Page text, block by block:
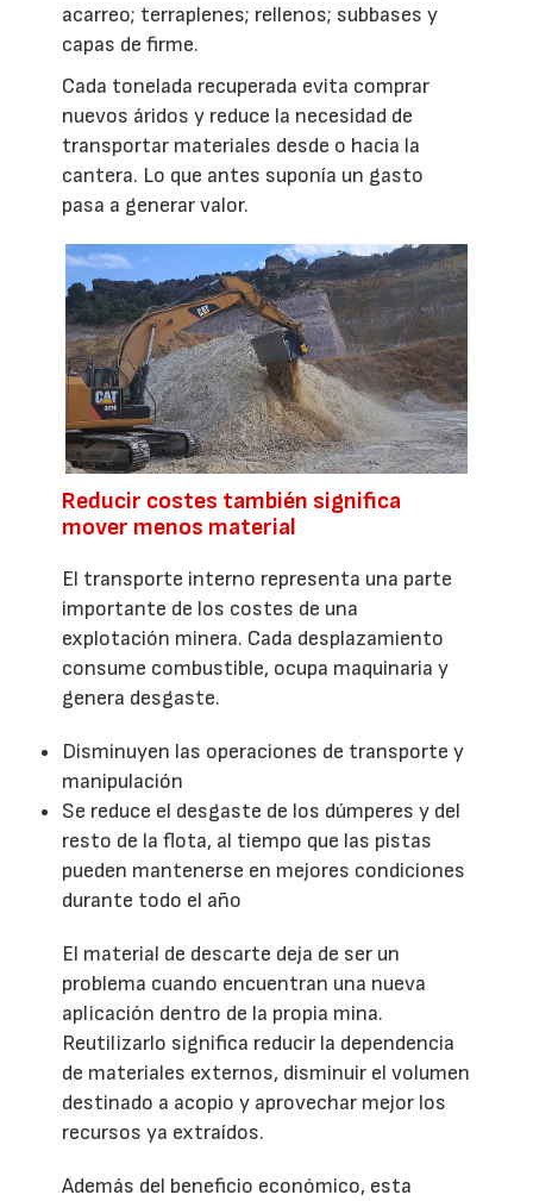
acarreo; terraplenes; rellenos; subbases y
capas de firme.
Cada tonelada recuperada evita comprar
nuevos áridos y reduce la necesidad de
transportar materiales desde o hacia la
cantera. Lo que antes suponía un gasto
pasa a generar valor.
Reducir costes también significa
mover menos material
El transporte interno representa una parte
importante de los costes de una
explotación minera. Cada desplazamiento
consume combustible, ocupa maquinaria y
genera desgaste.
Disminuyen las operaciones de transporte y
manipulación
Se reduce el desgaste de los dúmperes y del
resto de la flota, al tiempo que las pistas
pueden mantenerse en mejores condiciones
durante todo el año
El material de descarte deja de ser un
problema cuando encuentran una nueva
aplicación dentro de la propia mina.
Reutilizarlo significa reducir la dependencia
de materiales externos, disminuir el volumen
destinado a acopio y aprovechar mejor los
recursos ya extraídos.
Además del beneficio económico, esta